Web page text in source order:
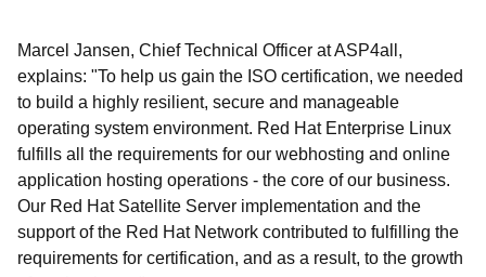
Marcel Jansen, Chief Technical Officer at ASP4all,
explains: "To help us gain the ISO certification, we needed
to build a highly resilient, secure and manageable
operating system environment. Red Hat Enterprise Linux
fulfills all the requirements for our webhosting and online
application hosting operations - the core of our business.
Our Red Hat Satellite Server implementation and the
support of the Red Hat Network contributed to fulfilling the
requirements for certification, and as a result, to the growth